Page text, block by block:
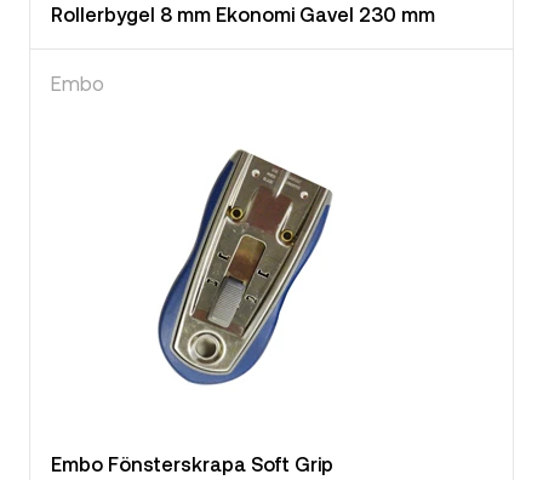
Rollerbygel 8 mm Ekonomi Gavel 230 mm
Embo
Embo Fönsterskrapa Soft Grip